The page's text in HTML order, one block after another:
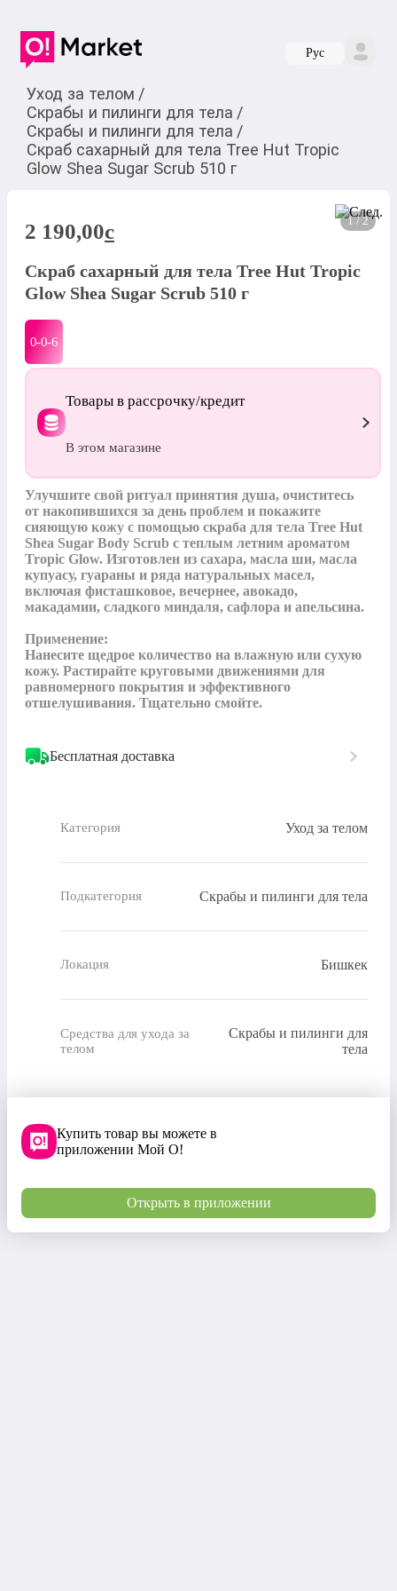
Руc
Уход за телом /
Скрабы и пилинги для тела /
Скрабы и пилинги для тела /
Скраб сахарный для тела Tree Hut Tropic
Glow Shea Sugar Scrub 510 г
1 / 2
2 190,00c
Скраб сахарный для тела Tree Hut Tropic
Glow Shea Sugar Scrub 510 г
0-0-6
Товары в рассрочку/кредит
В этом магазине
Улучшите свой ритуал принятия душа, очиститесь
от накопившихся за день проблем и покажите
сияющую кожу с помощью скраба для тела Tree Hut
Shea Sugar Body Scrub с теплым летним ароматом
Tropic Glow. Изготовлен из сахара, масла ши, масла
купуасу, гуараны и ряда натуральных масел,
включая фисташковое, вечернее, авокадо,
макадамии, сладкого миндаля, сафлора и апельсина.
Применение:
Нанесите щедрое количество на влажную или сухую
кожу. Растирайте круговыми движениями для
равномерного покрытия и эффективного
отшелушивания. Тщательно смойте.
Бесплатная доставка
Категория Уход за телом
Подкатегория Скрабы и пилинги для тела
Локация Бишкек
Средства для ухода за
телом
Скрабы и пилинги для
тела
Купить товар вы можете в
приложении Мой О!
Открыть в приложении